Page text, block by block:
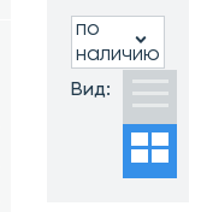
Часто ищут:
Новинки
продаж
Распродажа
по
наличию
Вид: